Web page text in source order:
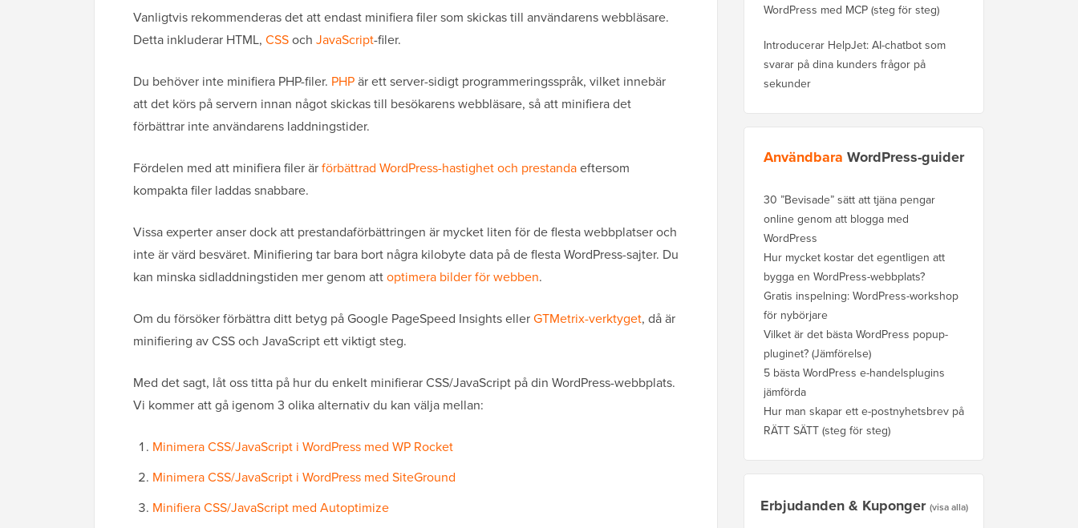
Vanligtvis rekommenderas det att endast minifiera filer som skickas till användarens webbläsare.
Detta inkluderar HTML, CSSoch JavaScript-filer.
Du behöver inte minifiera PHP-filer. PHPär ett server-sidigt programmeringsspråk, vilket innebär
att det körs på servern innan något skickas till besökarens webbläsare, så att minifiera det
förbättrar inte användarens laddningstider.
Fördelen med att minifiera filer ärförbättrad WordPress-hastighet och prestandaeftersom
kompakta filer laddas snabbare.
Vissa experter anser dock att prestandaförbättringen är mycket liten för de flesta webbplatser och
inte är värd besväret. Minifiering tar bara bort några kilobyte data på de flesta WordPress-sajter. Du
kan minska sidladdningstiden mer genom attoptimera bilder för webben.
Om du försöker förbättra ditt betyg på Google PageSpeed Insights ellerGTMetrix-verktyget, då är
minifiering av CSS och JavaScript ett viktigt steg.
Med det sagt, låt oss titta på hur du enkelt minifierar CSS/JavaScript på din WordPress-webbplats.
Vi kommer att gå igenom 3 olika alternativ du kan välja mellan:
Minimera CSS/JavaScript i WordPress med WP Rocket
Minimera CSS/JavaScript i WordPress med SiteGround
Minifiera CSS/JavaScript med Autoptimize
WordPress med MCP (steg för steg)
Introducerar HelpJet: AI-chatbot som
svarar på dina kunders frågor på
sekunder
Användbara WordPress-guider
30 ”Bevisade” sätt att tjäna pengar
online genom att blogga med
WordPress
Hur mycket kostar det egentligen att
bygga en WordPress-webbplats?
Gratis inspelning: WordPress-workshop
för nybörjare
Vilket är det bästa WordPress popup-
pluginet? (Jämförelse)
5 bästa WordPress e-handelsplugins
jämförda
Hur man skapar ett e-postnyhetsbrev på
RÄTT SÄTT (steg för steg)
Erbjudanden & Kuponger (visa alla)